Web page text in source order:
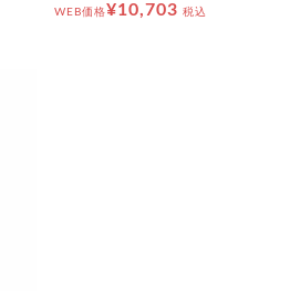
WEB価格¥10,703 税込